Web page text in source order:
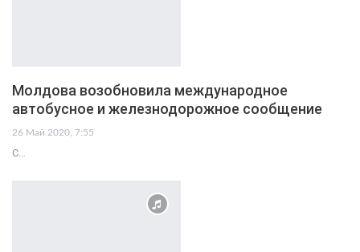
Молдова возобновила международное
автобусное и железнодорожное сообщение
26 Май 2020, 7:55
С…